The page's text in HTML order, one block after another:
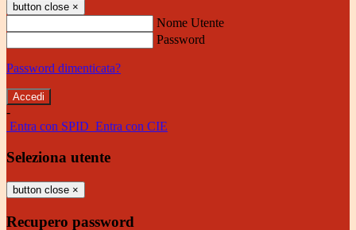
button close ×
Nome Utente
Password
Password dimenticata?
-
Entra con SPID Entra con CIE
Seleziona utente
button close ×
Recupero password